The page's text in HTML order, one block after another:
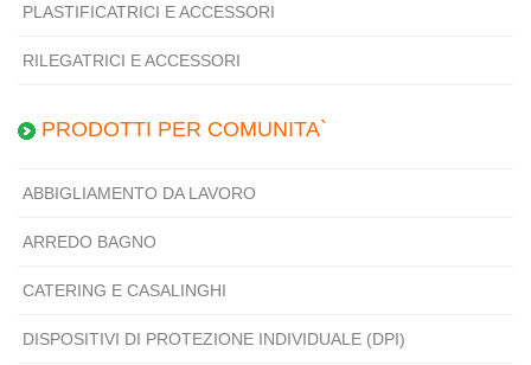
PLASTIFICATRICI E ACCESSORI
RILEGATRICI E ACCESSORI
PRODOTTI PER COMUNITA`
ABBIGLIAMENTO DA LAVORO
ARREDO BAGNO
CATERING E CASALINGHI
DISPOSITIVI DI PROTEZIONE INDIVIDUALE (DPI)